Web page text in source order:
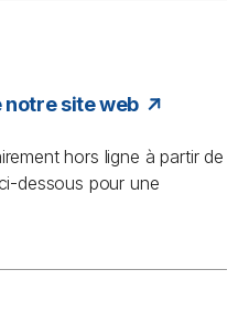
site web
hors ligne à partir de
dessous pour une